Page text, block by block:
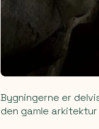
Bygningerne er
den gamle